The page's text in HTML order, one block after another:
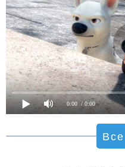
0:00 / 0:00